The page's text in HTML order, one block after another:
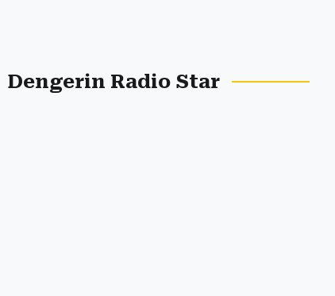
Dengerin Radio Star